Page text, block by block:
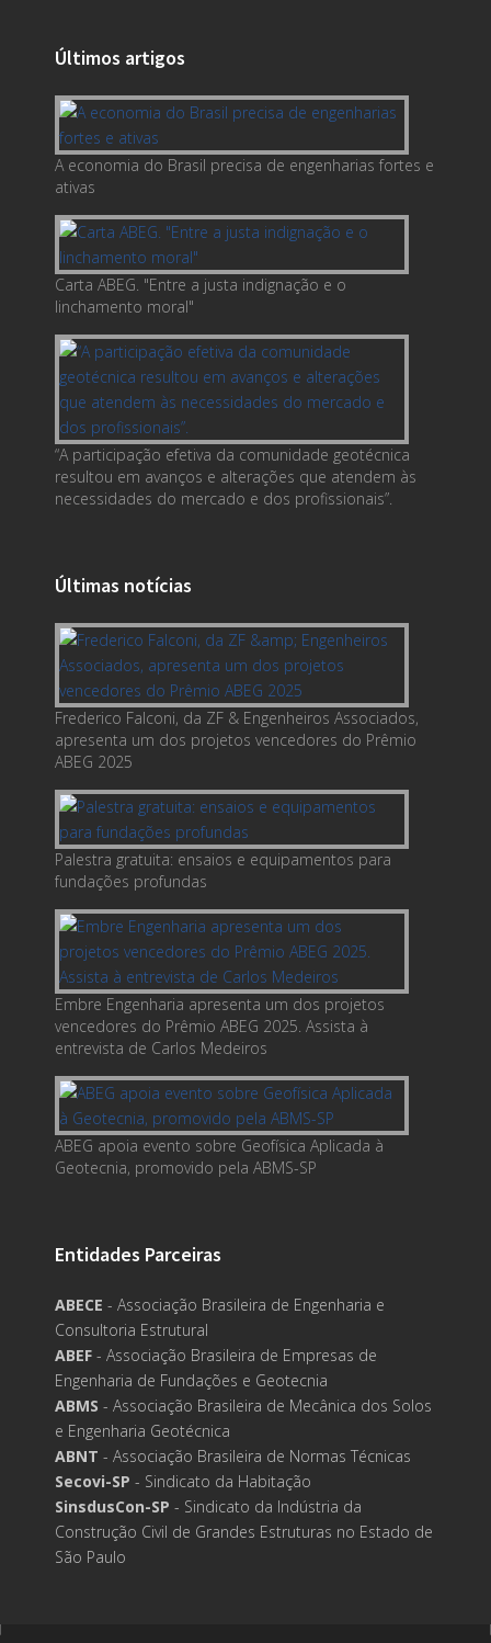
Últimos artigos
A economia do Brasil precisa de engenharias fortes e
ativas
Carta ABEG. "Entre a justa indignação e o
linchamento moral"
“A participação efetiva da comunidade geotécnica
resultou em avanços e alterações que atendem às
necessidades do mercado e dos profissionais”.
Últimas notícias
Frederico Falconi, da ZF & Engenheiros Associados,
apresenta um dos projetos vencedores do Prêmio
ABEG 2025
Palestra gratuita: ensaios e equipamentos para
fundações profundas
Embre Engenharia apresenta um dos projetos
vencedores do Prêmio ABEG 2025. Assista à
entrevista de Carlos Medeiros
ABEG apoia evento sobre Geofísica Aplicada à
Geotecnia, promovido pela ABMS-SP
Entidades Parceiras
ABECE - Associação Brasileira de Engenharia e
Consultoria Estrutural
ABEF - Associação Brasileira de Empresas de
Engenharia de Fundações e Geotecnia
ABMS - Associação Brasileira de Mecânica dos Solos
e Engenharia Geotécnica
ABNT - Associação Brasileira de Normas Técnicas
Secovi-SP - Sindicato da Habitação
SinsdusCon-SP - Sindicato da Indústria da
Construção Civil de Grandes Estruturas no Estado de
São Paulo